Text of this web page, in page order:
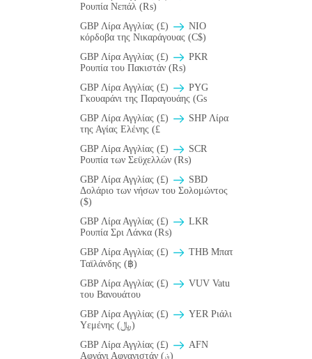
Ρουπία Νεπάλ (₨)
GBP Λίρα Αγγλίας (£)
NIO
κόρδοβα της Νικαράγουας (C$)
GBP Λίρα Αγγλίας (£)
PKR
Ρουπία του Πακιστάν (₨)
GBP Λίρα Αγγλίας (£)
PYG
Γκουαράνι της Παραγουάης (Gs
GBP Λίρα Αγγλίας (£)
SHP Λίρα
της Αγίας Ελένης (£
GBP Λίρα Αγγλίας (£)
SCR
Ρουπία των Σεϋχελλών (₨)
GBP Λίρα Αγγλίας (£)
SBD
Δολάριο των νήσων του Σολομώντος
($)
GBP Λίρα Αγγλίας (£)
LKR
Ρουπία Σρι Λάνκα (₨)
GBP Λίρα Αγγλίας (£)
THB Μπατ
Ταϊλάνδης (฿)
GBP Λίρα Αγγλίας (£)
VUV Vatu
του Βανουάτου
GBP Λίρα Αγγλίας (£)
YER Ριάλι
Υεμένης (﷼)
GBP Λίρα Αγγλίας (£)
AFN
Αφγάνι Αφγανιστάν (؋)